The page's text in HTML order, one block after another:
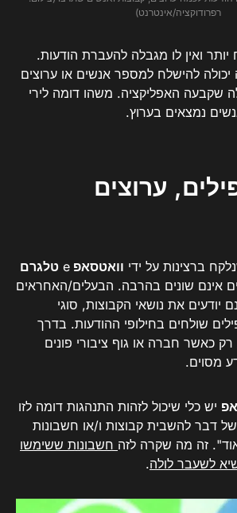
רפרודוקציה/אינטרנט)
יותר ואין לו מגבלה להעברת הודעות.
להישלח למספר אנשים או ערוצים
שקבעה האפליקציה. משהו דומה לירי
נמצאים בערוץ.
ערוצים
ברצינות על ידי וואטסאפ e טלגרם
אינם שונים בהרבה. הבעלים/האחראים
יודעים את נושאי הקבוצות, סוגי
שולחים בחילופי ההודעות. בדרך
כאשר חברה או גוף ציבורי פונים
מסוים.
יש כלי שיכול לזהות התנהגות דומה לזו
של דבר להשבית קבוצות ו/או חשבונות
זה מה שקרה לזה חשבונות ששימשו
לשעבר לולה.